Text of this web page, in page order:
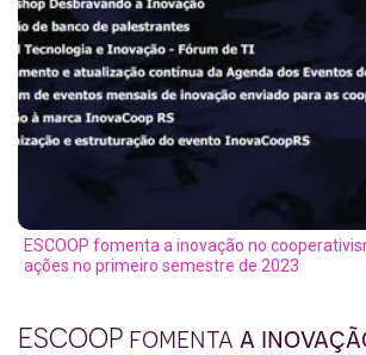
ESCOOP fomenta a inovação no
ações no primeiro semestre de 2023
ESCOOP fomenta a